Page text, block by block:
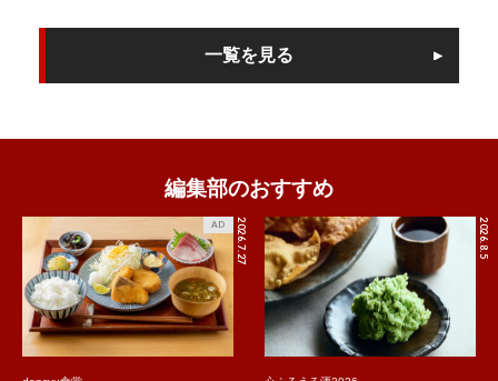
一覧を見る
編集部のおすすめ
2026.7.27
AD 2026.8.5